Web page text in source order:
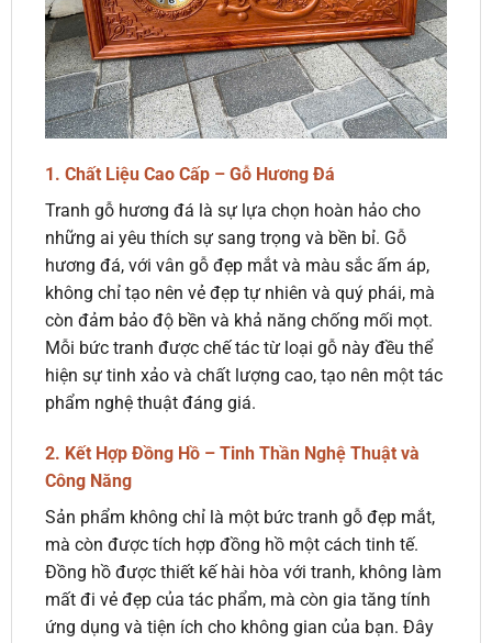
1. Chất Liệu Cao Cấp – Gỗ Hương Đá
Tranh gỗ hương đá là sự lựa chọn hoàn hảo cho
những ai yêu thích sự sang trọng và bền bỉ. Gỗ
hương đá, với vân gỗ đẹp mắt và màu sắc ấm áp,
không chỉ tạo nên vẻ đẹp tự nhiên và quý phái, mà
còn đảm bảo độ bền và khả năng chống mối mọt.
Mỗi bức tranh được chế tác từ loại gỗ này đều thể
hiện sự tinh xảo và chất lượng cao, tạo nên một tác
phẩm nghệ thuật đáng giá.
2. Kết Hợp Đồng Hồ – Tinh Thần Nghệ Thuật và
Công Năng
Sản phẩm không chỉ là một bức tranh gỗ đẹp mắt,
mà còn được tích hợp đồng hồ một cách tinh tế.
Đồng hồ được thiết kế hài hòa với tranh, không làm
mất đi vẻ đẹp của tác phẩm, mà còn gia tăng tính
ứng dụng và tiện ích cho không gian của bạn. Đây